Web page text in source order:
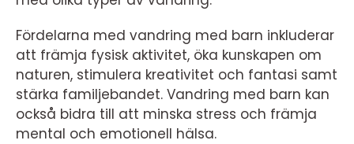
Fördelarna med vandring med barn inkluderar
att främja fysisk aktivitet, öka kunskapen om
naturen, stimulera kreativitet och fantasi samt
stärka familjebandet. Vandring med barn kan
också bidra till att minska stress och främja
mental och emotionell hälsa.